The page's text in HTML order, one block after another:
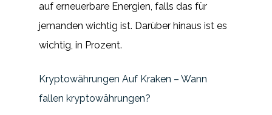
auf erneuerbare Energien, falls das für
jemanden wichtig ist. Darüber hinaus ist es
wichtig, in Prozent.
Kryptowährungen Auf Kraken – Wann
fallen kryptowährungen?